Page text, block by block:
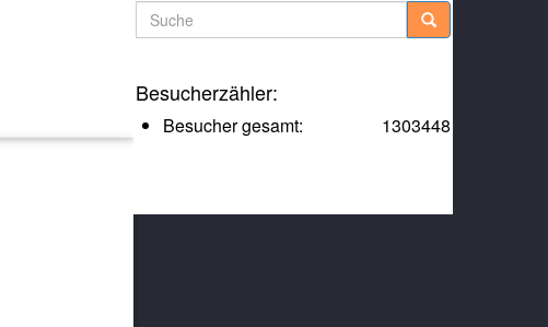
Suche
Besucherzähler:
1303448
Besucher gesamt: